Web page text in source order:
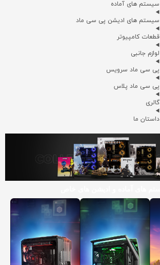
سیستم های آماده
سیستم های ادیشن پی سی ماد
قطعات کامپیوتر
لوازم جانبی
پی سی ماد سرویس
پی سی ماد پلاس
گالری
داستان ما